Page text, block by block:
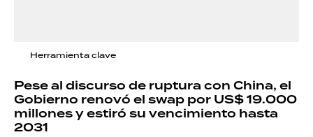
Herramienta clave
Pese al discurso de ruptura con China, el
Gobierno renovó el swap por US$ 19.000
millones y estiró su vencimiento hasta
2031